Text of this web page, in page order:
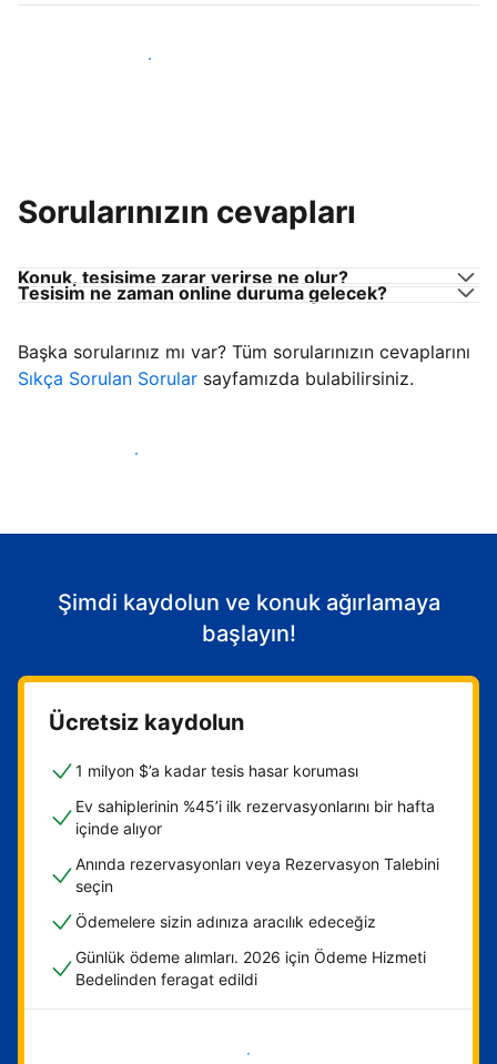
Tesis sahipleri arasına katıl
Sorularınızın cevapları
Konuk, tesisime zarar verirse ne olur?
Tesisim ne zaman online duruma gelecek?
Başka sorularınız mı var? Tüm sorularınızın cevaplarını
Sıkça Sorulan Sorular sayfamızda bulabilirsiniz.
Konuk ağırlamaya başla
Şimdi kaydolun ve konuk ağırlamaya
başlayın!
Ücretsiz kaydolun
1 milyon $’a kadar tesis hasar koruması
Ev sahiplerinin %45’i ilk rezervasyonlarını bir hafta
içinde alıyor
Anında rezervasyonları veya Rezervasyon Talebini
seçin
Ödemelere sizin adınıza aracılık edeceğiz
Günlük ödeme alımları. 2026 için Ödeme Hizmeti
Bedelinden feragat edildi
Hemen başla